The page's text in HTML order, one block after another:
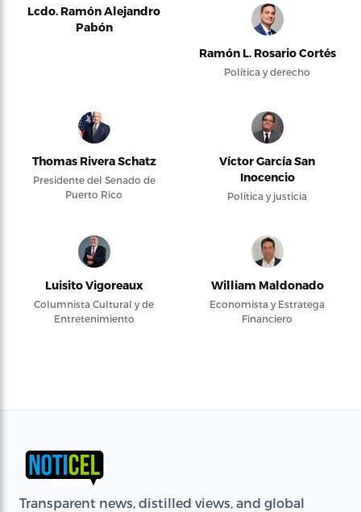
Lcdo. Ramón Alejandro
Pabón
Ramón L. Rosario Cortés
Política y derecho
Thomas Rivera Schatz
Presidente del Senado de
Puerto Rico
Víctor García San
Inocencio
Política y justicia
Luisito Vigoreaux
Columnista Cultural y de
Entretenimiento
William Maldonado
Economista y Estratega
Financiero
Transparent news, distilled views, and global